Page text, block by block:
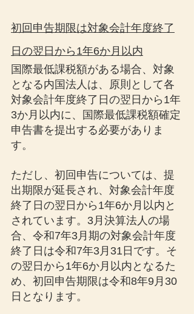
初回申告期限は対象会計年度終了
日の翌日から1年6か月以内
国際最低課税額がある場合、対象
となる内国法人は、原則として各
対象会計年度終了日の翌日から1年
3か月以内に、国際最低課税額確定
申告書を提出する必要がありま
す。
ただし、初回申告については、提
出期限が延長され、対象会計年度
終了日の翌日から1年6か月以内と
されています。3月決算法人の場
合、令和7年3月期の対象会計年度
終了日は令和7年3月31日です。そ
の翌日から1年6か月以内となるた
め、初回申告期限は令和8年9月30
日となります。